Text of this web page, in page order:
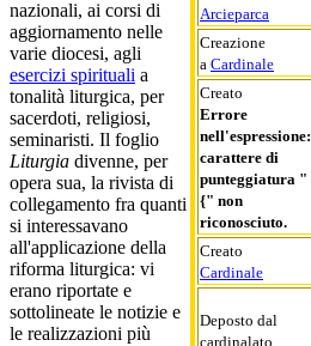
Arcieparca
Creazione
a Cardinale
Creato
Errore
nell'espressione:
carattere di
punteggiatura "
{" non
riconosciuto.
Creato
Cardinale
Deposto dal
cardinalato
nazionali, ai corsi di
aggiornamento nelle
varie diocesi, agli
esercizi spirituali a
tonalità liturgica, per
sacerdoti, religiosi,
seminaristi. Il foglio
Liturgia divenne, per
opera sua, la rivista di
collegamento fra quanti
si interessavano
all'applicazione della
riforma liturgica: vi
erano riportate e
sottolineate le notizie e
le realizzazioni più